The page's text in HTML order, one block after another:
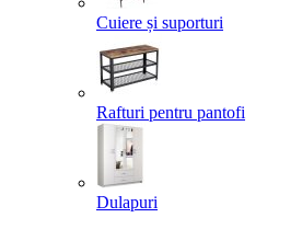
Cuiere și suporturi
Rafturi pentru pantofi
Dulapuri